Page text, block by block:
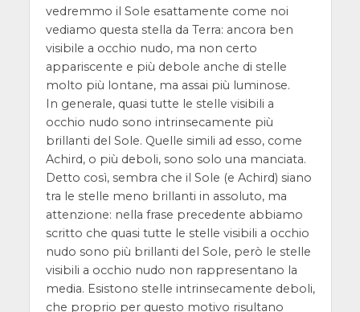
vedremmo il Sole esattamente come noi
vediamo questa stella da Terra: ancora ben
visibile a occhio nudo, ma non certo
appariscente e più debole anche di stelle
molto più lontane, ma assai più luminose.
In generale, quasi tutte le stelle visibili a
occhio nudo sono intrinsecamente più
brillanti del Sole. Quelle simili ad esso, come
Achird, o più deboli, sono solo una manciata.
Detto così, sembra che il Sole (e Achird) siano
tra le stelle meno brillanti in assoluto, ma
attenzione: nella frase precedente abbiamo
scritto che quasi tutte le stelle visibili a occhio
nudo sono più brillanti del Sole, però le stelle
visibili a occhio nudo non rappresentano la
media. Esistono stelle intrinsecamente deboli,
che proprio per questo motivo risultano